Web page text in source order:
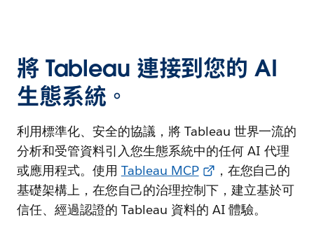
將 Tableau 連接到您的 AI
生態系統。
利用標準化、安全的協議，將 Tableau 世界一流的
分析和受管資料引入您生態系統中的任何 AI 代理
或應用程式。使用 Tableau MCP
，在您自己的
基礎架構上，在您自己的治理控制下，建立基於可
信任、經過認證的 Tableau 資料的 AI 體驗。